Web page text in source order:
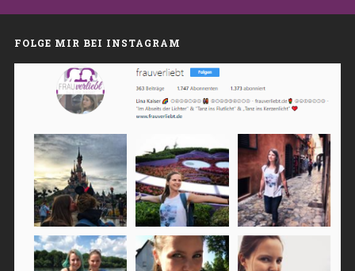
FOLGE MIR BEI INSTAGRAM